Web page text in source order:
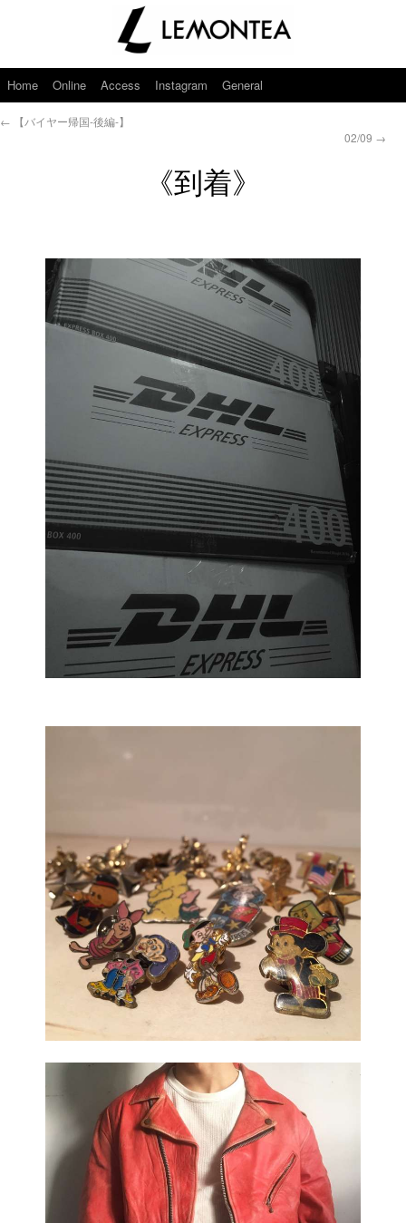
Home Online Access Instagram General
← 【バイヤー帰国-後編-】
02/09 →
《到着》